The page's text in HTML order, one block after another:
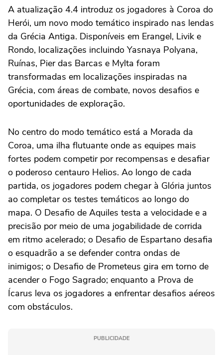
A atualização 4.4 introduz os jogadores à Coroa do
Herói, um novo modo temático inspirado nas lendas
da Grécia Antiga. Disponíveis em Erangel, Livik e
Rondo, localizações incluindo Yasnaya Polyana,
Ruínas, Pier das Barcas e Mylta foram
transformadas em localizações inspiradas na
Grécia, com áreas de combate, novos desafios e
oportunidades de exploração.
No centro do modo temático está a Morada da
Coroa, uma ilha flutuante onde as equipes mais
fortes podem competir por recompensas e desafiar
o poderoso centauro Helios. Ao longo de cada
partida, os jogadores podem chegar à Glória juntos
ao completar os testes temáticos ao longo do
mapa. O Desafio de Aquiles testa a velocidade e a
precisão por meio de uma jogabilidade de corrida
em ritmo acelerado; o Desafio de Espartano desafia
o esquadrão a se defender contra ondas de
inimigos; o Desafio de Prometeus gira em torno de
acender o Fogo Sagrado; enquanto a Prova de
Ícarus leva os jogadores a enfrentar desafios aéreos
com obstáculos.
PUBLICIDADE